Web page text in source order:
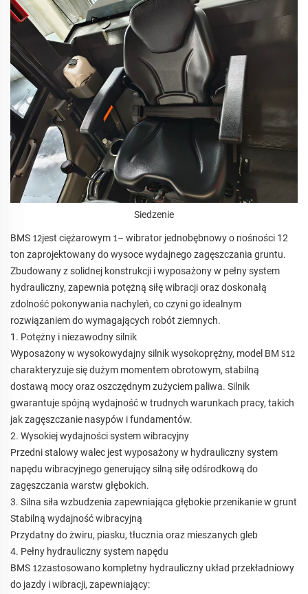
Siedzenie
BMS 12jest ciężarowym 1– wibrator jednobębnowy o nośności 12
ton zaprojektowany do wysoce wydajnego zagęszczania gruntu.
Zbudowany z solidnej konstrukcji i wyposażony w pełny system
hydrauliczny, zapewnia potężną siłę wibracji oraz doskonałą
zdolność pokonywania nachyleń, co czyni go idealnym
rozwiązaniem do wymagających robót ziemnych.
1. Potężny i niezawodny silnik
Wyposażony w wysokowydajny silnik wysokoprężny, model BM S12
charakteryzuje się dużym momentem obrotowym, stabilną
dostawą mocy oraz oszczędnym zużyciem paliwa. Silnik
gwarantuje spójną wydajność w trudnych warunkach pracy, takich
jak zagęszczanie nasypów i fundamentów.
2. Wysokiej wydajności system wibracyjny
Przedni stalowy walec jest wyposażony w hydrauliczny system
napędu wibracyjnego generujący silną siłę odśrodkową do
zagęszczania warstw głębokich.
3. Silna siła wzbudzenia zapewniająca głębokie przenikanie w grunt
Stabilną wydajność wibracyjną
Przydatny do żwiru, piasku, tłucznia oraz mieszanych gleb
4. Pełny hydrauliczny system napędu
BMS 12zastosowano kompletny hydrauliczny układ przekładniowy
do jazdy i wibracji, zapewniający: